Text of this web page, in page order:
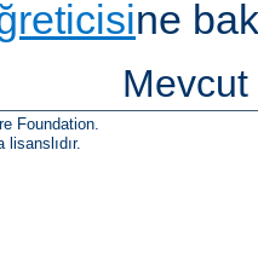
ne
Foundation.
lisanslıdır.